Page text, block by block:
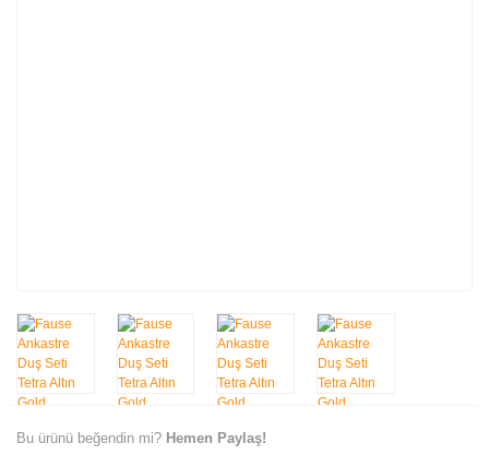
Bu ürünü beğendin mi? Hemen Paylaş!